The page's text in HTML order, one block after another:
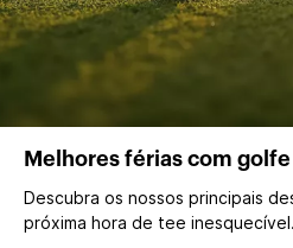
Melhores férias com golfe
Descubra os nossos principais
próxima hora de tee inesquecível.